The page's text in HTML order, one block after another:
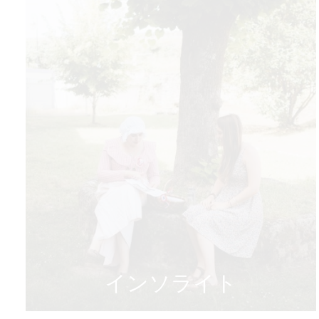
インソライト